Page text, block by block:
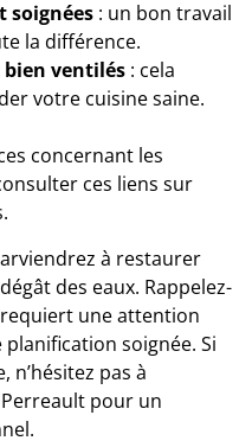
soignées : un bon travail
la différence.
bien ventilés : cela
votre cuisine saine.
concernant les
ces liens sur
.
à restaurer
des eaux. Rappelez-
une attention
soignée. Si
n’hésitez pas à
pour un